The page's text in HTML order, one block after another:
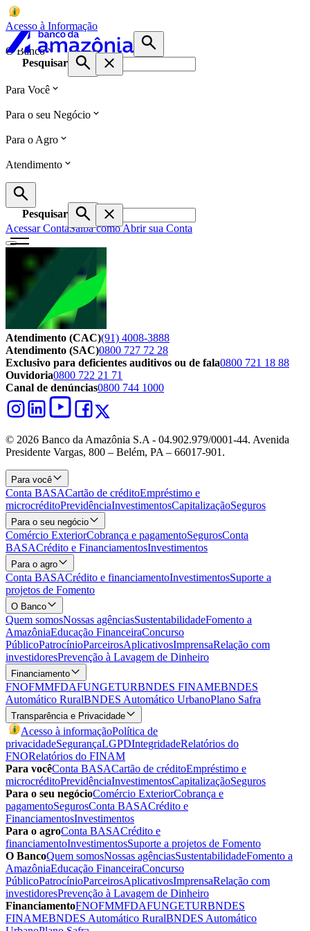
Acesso à Informação
O Banco
Pesquisar
Para Você
Para o seu Negócio
Para o Agro
Atendimento
Pesquisar
Acessar ContaSaiba como Abrir sua Conta
Atendimento (CAC)(91) 4008-3888
Atendimento (SAC)0800 727 72 28
Exclusivo para deficientes auditivos ou de fala0800 721 18 88
Ouvidoria0800 722 21 71
Canal de denúncias0800 744 1000
© 2026 Banco da Amazônia S.A - 04.902.979/0001‐44. Avenida
Presidente Vargas, 800 – Belém, PA – 66017-901.
Para você
Conta BASACartão de créditoEmpréstimo e
microcréditoPrevidênciaInvestimentosCapitalizaçãoSeguros
Para o seu negócio
Comércio ExteriorCobrança e pagamentoSegurosConta
BASACrédito e FinanciamentosInvestimentos
Para o agro
Conta BASACrédito e financiamentoInvestimentosSuporte a
projetos de Fomento
O Banco
Quem somosNossas agênciasSustentabilidadeFomento a
AmazôniaEducação FinanceiraConcurso
PúblicoPatrocínioParceirosAplicativosImprensaRelação com
investidoresPrevenção à Lavagem de Dinheiro
Financiamento
FNOFMMFDAFUNGETURBNDES FINAMEBNDES
Automático RuralBNDES Automático UrbanoPlano Safra
Transparência e Privacidade
Acesso à informaçãoPolítica de
privacidadeSegurançaLGPDIntegridadeRelatórios do
FNORelatórios do FINAM
Para vocêConta BASACartão de créditoEmpréstimo e
microcréditoPrevidênciaInvestimentosCapitalizaçãoSeguros
Para o seu negócioComércio ExteriorCobrança e
pagamentoSegurosConta BASACrédito e
FinanciamentosInvestimentos
Para o agroConta BASACrédito e
financiamentoInvestimentosSuporte a projetos de Fomento
O BancoQuem somosNossas agênciasSustentabilidadeFomento a
AmazôniaEducação FinanceiraConcurso
PúblicoPatrocínioParceirosAplicativosImprensaRelação com
investidoresPrevenção à Lavagem de Dinheiro
FinanciamentoFNOFMMFDAFUNGETURBNDES
FINAMEBNDES Automático RuralBNDES Automático